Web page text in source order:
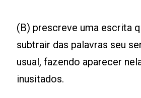
(B) prescreve uma escrita
subtrair das palavras seu
usual, fazendo aparecer
inusitados.